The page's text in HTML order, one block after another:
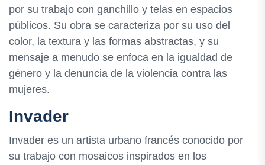
por su trabajo con ganchillo y telas en espacios
públicos. Su obra se caracteriza por su uso del
color, la textura y las formas abstractas, y su
mensaje a menudo se enfoca en la igualdad de
género y la denuncia de la violencia contra las
mujeres.
Invader
Invader es un artista urbano francés conocido por
su trabajo con mosaicos inspirados en los